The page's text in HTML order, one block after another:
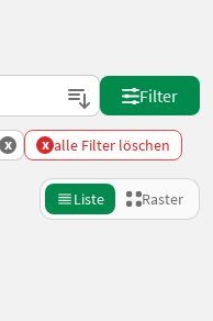
Filter
x x alle Filter löschen
Liste Raster